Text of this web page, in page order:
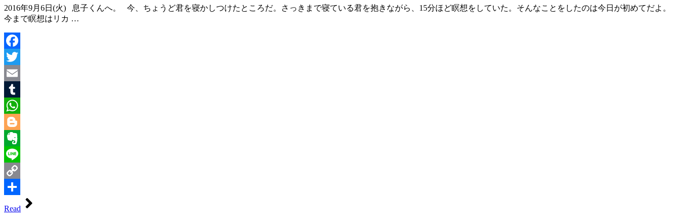
2016年9月6日(火) 息子くんへ。 今、ちょうど君を寝かしつけたところだ。さっきまで寝ている君を抱きながら、15分ほど瞑想をしていた。そんなことをしたのは今日が初めてだよ。
今まで瞑想はリカ …
Facebook
Twitter
Email
Tumblr
WhatsApp
Blogger
Evernote
Line
Copy
Read